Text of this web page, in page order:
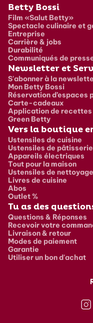
Pied de page
Betty Bossi
Film «Salut Betty»
Spectacle culinaire et
Entreprise
Carrière & jobs
Durabilité
Communiqués de
Newsletter et
S'abonner à la
Mon Betty Bossi
Réservation d’espaces
Carte-cadeaux
Application de recettes
Green Betty
Vers la boutique
Ustensiles de cuisine
Ustensiles de pâtisserie
Appareils électriques
Tout pour la maison
Ustensiles de nettoyage
Livres de cuisine
Abos
Outlet %
Tu as des
Questions & Réponses
Recevoir votre
Livraison & retour
Modes de paiement
Garantie
Utiliser un bon d'achat